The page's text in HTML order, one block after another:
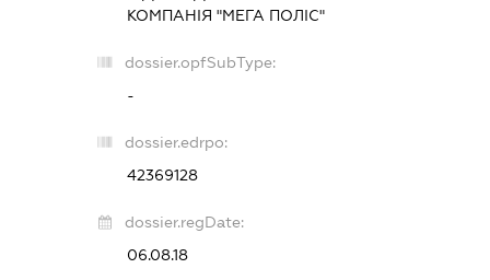
КОМПАНІЯ "МЕГА ПОЛІС"
dossier.opfSubType:
-
dossier.edrpo:
42369128
dossier.regDate:
06.08.18